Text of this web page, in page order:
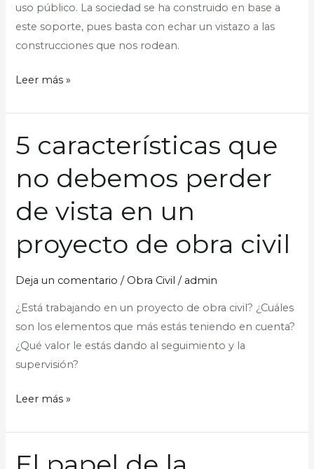
uso público. La sociedad se ha construido en base a
este soporte, pues basta con echar un vistazo a las
construcciones que nos rodean.
Leer más »
5 características que
no debemos perder
de vista en un
proyecto de obra civil
Deja un comentario / Obra Civil / admin
¿Está trabajando en un proyecto de obra civil? ¿Cuáles
son los elementos que más estás teniendo en cuenta?
¿Qué valor le estás dando al seguimiento y la
supervisión?
5
características
que
debemos
de
un
proyecto
de
obra
Leer más »
El